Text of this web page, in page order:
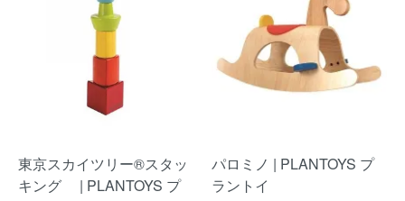
東京スカイツリー®スタッ
キング | PLANTOYS プ
パロミノ | PLANTOYS プ
ラントイ